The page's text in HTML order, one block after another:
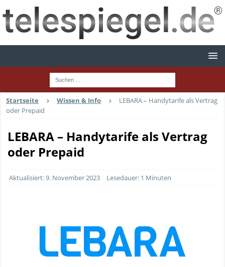
Startseite Wissen & Info
LEBARA – Handytarife als Vertrag
oder Prepaid
LEBARA – Handytarife als Vertrag
oder Prepaid
Aktualisiert: 9. November 2023 Lesedauer: 1 Minuten